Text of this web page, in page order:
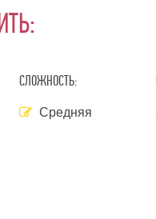
СЛОЖНОСТЬ:
Средняя